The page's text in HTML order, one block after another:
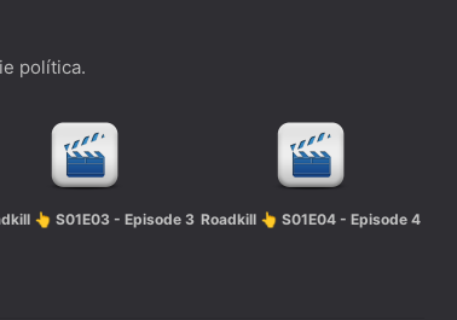
política.
👆 S01E03 - Episode 3 Roadkill 👆 S01E04 - Episode 4